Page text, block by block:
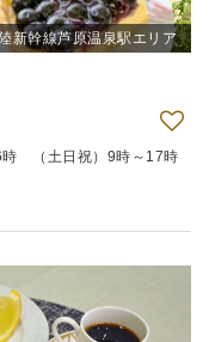
新幹線芦原温泉駅エリア
（土日祝）9時～17時